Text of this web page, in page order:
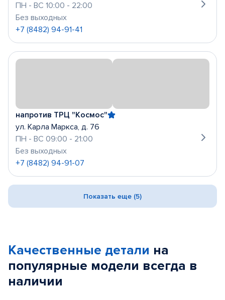
ПН - ВС 10:00 - 22:00
Без выходных
+7 (8482) 94-91-41
напротив ТРЦ "Космос"
ул. Карла Маркса, д. 76
ПН - ВС 09:00 - 21:00
Без выходных
+7 (8482) 94-91-07
Показать еще (5)
Качественные детали на
популярные модели всегда в
наличии